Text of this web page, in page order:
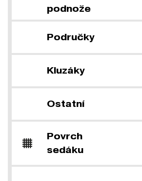
podnože
Područky
Kluzáky
Ostatní
Povrch
sedáku